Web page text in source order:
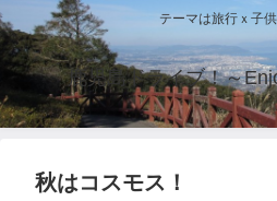
テーマは旅行ｘ子供
鹿児島ドライブ！～
秋はコスモス！